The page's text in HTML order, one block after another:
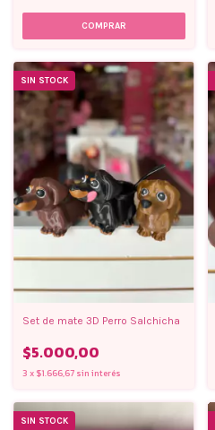
SIN STOCK
Set de mate 3D Perro Salchicha
$5.000,00
3 x $1.666,67 sin interés
SIN STOCK